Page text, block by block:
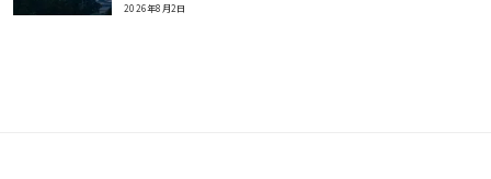
2026年8月2日